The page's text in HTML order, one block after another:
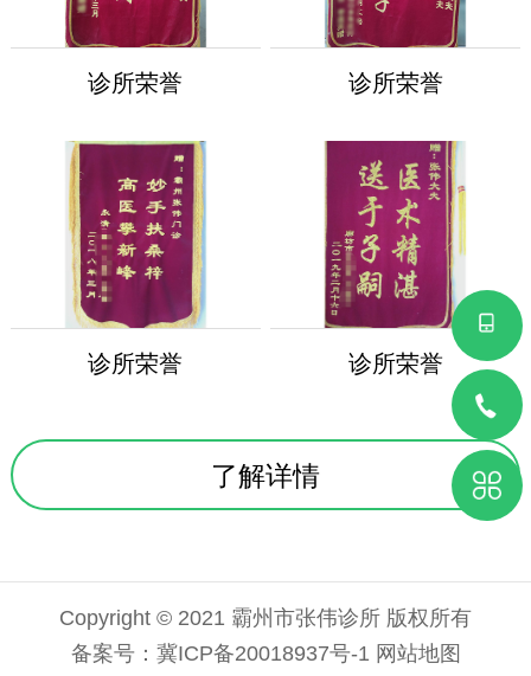
诊所荣誉 诊所荣誉
诊所荣誉 诊所荣誉
了解详情
Copyright © 2021 霸州市张伟诊所 版权所有
备案号： 冀ICP备20018937号-1 网站地图